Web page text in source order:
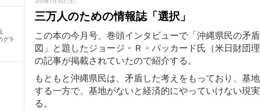
グラ
三万人のための情報誌「選択」
この本の今月号、巻頭インタビューで「沖縄県民の矛
図」と題したジョージ・Ｒ・パッカード氏（米日財団理
の記事が掲載されていたので紹介する。
もともと沖縄県民は、矛盾した考えをもっており、基
する一方で、基地がないと経済的にやっていけない現
る。